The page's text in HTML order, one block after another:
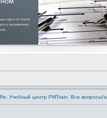
Re: Учебный центр PMTrain. Все вопросы/